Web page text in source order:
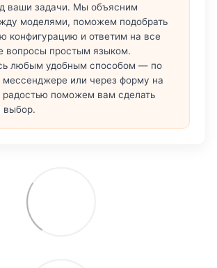
ваши задачи. Мы объясним
моделями, поможем подобрать
конфигурацию и ответим на все
вопросы простым языком.
любым удобным способом — по
мессенджере или через форму на
поможем вам сделать
выбор.